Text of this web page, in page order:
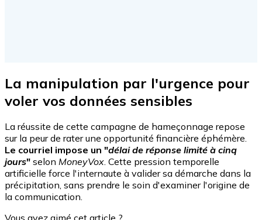
La manipulation par l'urgence pour
voler vos données sensibles
La réussite de cette campagne de hameçonnage repose
sur la peur de rater une opportunité financière éphémère.
Le courriel impose un "délai de réponse limité à cinq
jours" selon MoneyVox. Cette pression temporelle
artificielle force l'internaute à valider sa démarche dans la
précipitation, sans prendre le soin d'examiner l'origine de
la communication.